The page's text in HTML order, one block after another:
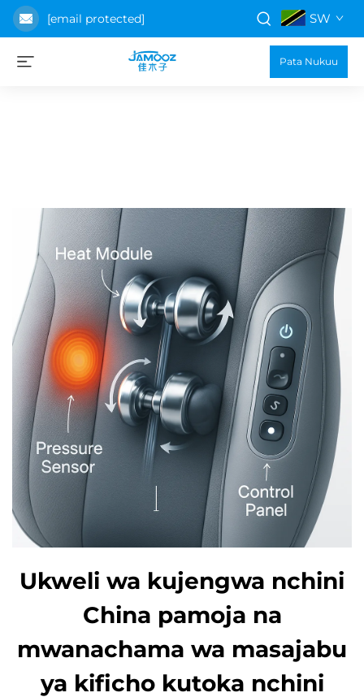
[email protected] SW
Pata Nukuu
Ukweli wa kujengwa nchini
China pamoja na
mwanachama wa masajabu
ya kificho kutoka nchini